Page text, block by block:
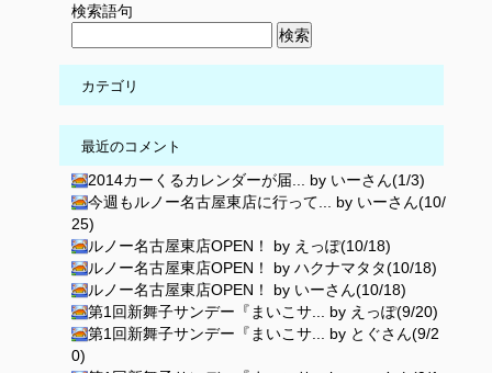
検索語句
カテゴリ
最近のコメント
2014カーくるカレンダーが届... by いーさん(1/3)
今週もルノー名古屋東店に行って... by いーさん(10/
25)
ルノー名古屋東店OPEN！ by えっぽ(10/18)
ルノー名古屋東店OPEN！ by ハクナマタタ(10/18)
ルノー名古屋東店OPEN！ by いーさん(10/18)
第1回新舞子サンデー『まいこサ... by えっぽ(9/20)
第1回新舞子サンデー『まいこサ... by とぐさん(9/2
0)